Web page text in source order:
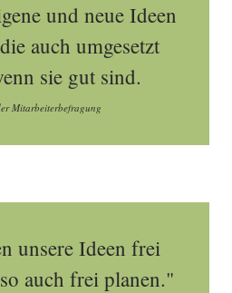
und neue Ideen
auch umgesetzt
sie gut sind.
Mitarbeiterbefragung
unsere Ideen frei
auch frei planen."